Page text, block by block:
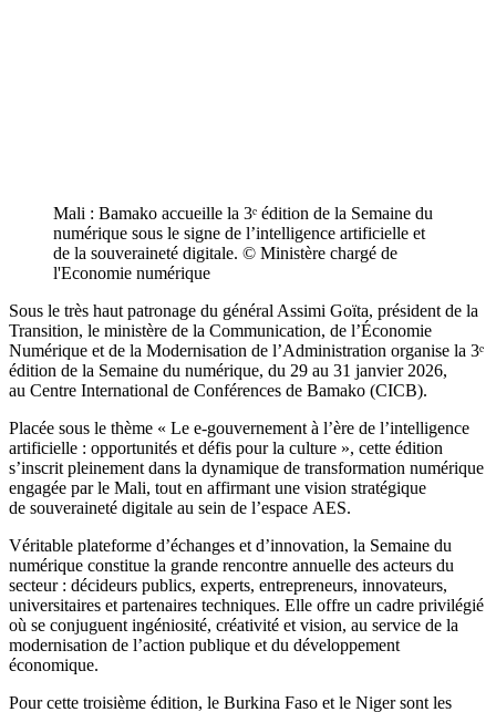
Mali : Bamako accueille la 3ᵉ édition de la Semaine du
numérique sous le signe de l’intelligence artificielle et
de la souveraineté digitale. © Ministère chargé de
l'Economie numérique
Sous le très haut patronage du général Assimi Goïta, président de la
Transition, le ministère de la Communication, de l’Économie
Numérique et de la Modernisation de l’Administration organise la 3ᵉ
édition de la Semaine du numérique, du 29 au 31 janvier 2026,
au Centre International de Conférences de Bamako (CICB).
Placée sous le thème « Le e-gouvernement à l’ère de l’intelligence
artificielle : opportunités et défis pour la culture », cette édition
s’inscrit pleinement dans la dynamique de transformation numérique
engagée par le Mali, tout en affirmant une vision stratégique
de souveraineté digitale au sein de l’espace AES.
Véritable plateforme d’échanges et d’innovation, la Semaine du
numérique constitue la grande rencontre annuelle des acteurs du
secteur : décideurs publics, experts, entrepreneurs, innovateurs,
universitaires et partenaires techniques. Elle offre un cadre privilégié
où se conjuguent ingéniosité, créativité et vision, au service de la
modernisation de l’action publique et du développement
économique.
Pour cette troisième édition, le Burkina Faso et le Niger sont les